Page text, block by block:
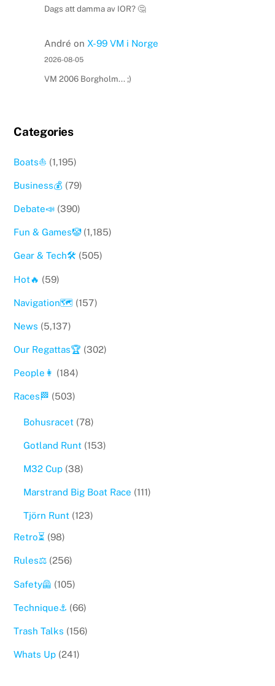
Dags att damma av IOR? 🤔
André on X-99 VM i Norge
2026-08-05
VM 2006 Borgholm... ;)
Categories
Boats⛵️ (1,195)
Business💰 (79)
Debate📣 (390)
Fun & Games🤡(1,185)
Gear & Tech🛠 (505)
Hot🔥 (59)
Navigation🗺 (157)
News (5,137)
Our Regattas🏆 (302)
People👩 (184)
Races🏁 (503)
Bohusracet(78)
Gotland Runt(153)
M32 Cup(38)
Marstrand Big Boat Race (111)
Tjörn Runt(123)
Retro⏳ (98)
Rules⚖️ (256)
Safety🦺 (105)
Technique⚓️ (66)
Trash Talks (156)
Whats Up (241)